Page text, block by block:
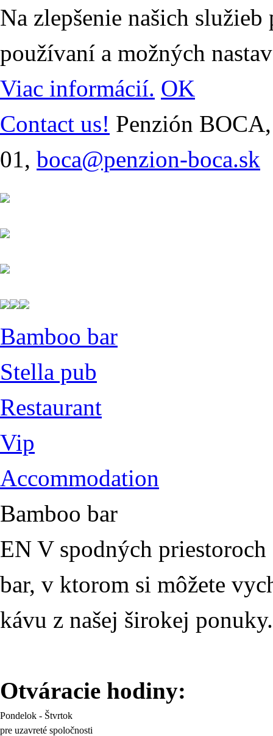
Na zlepšenie našich
používaní a možných
Viac informácií. OK
Contact us! Penzión
01, boca@penzion-boca.sk
Bamboo bar
Stella pub
Restaurant
Vip
Accommodation
Bamboo bar
EN V spodných priestoroch
bar, v ktorom si môžete
kávu z našej širokej ponuky.
Otváracie hodiny:
Pondelok - Štvrtok
pre uzavreté spoločnosti